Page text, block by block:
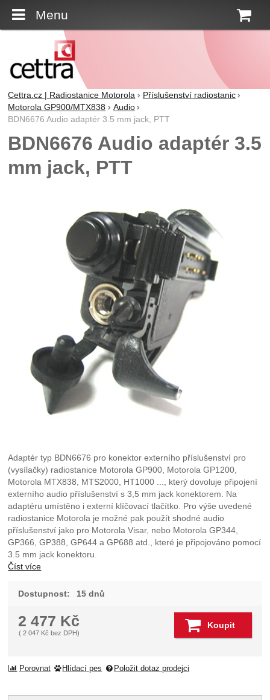
Menu
Cettra.cz | Radiostanice Motorola
Příslušenství radiostanic
Motorola GP900/MTX838
Audio
BDN6676 Audio adaptér 3.5 mm jack, PTT
BDN6676 Audio adaptér 3.5
mm jack, PTT
Adaptér typ BDN6676 pro konektor externího příslušenství pro
(vysílačky) radiostanice Motorola GP900, Motorola GP1200,
Motorola MTX838, MTS2000, HT1000 ..., který dovoluje připojení
externího audio příslušenství s 3,5 mm jack konektorem. Na
adaptéru umístěno i externí klíčovací tlačítko. Pro výše uvedené
radiostanice Motorola je možné pak použít shodné audio
příslušenství jako pro Motorola Visar, nebo Motorola GP344,
GP366, GP388, GP644 a GP688 atd., které je připojováno pomocí
3.5 mm jack konektoru.
Číst více
Dostupnost: 15 dnů
2 477 Kč
(2 047 Kč bez DPH)
Koupit
Porovnat Hlídací pes Položit dotaz prodejci